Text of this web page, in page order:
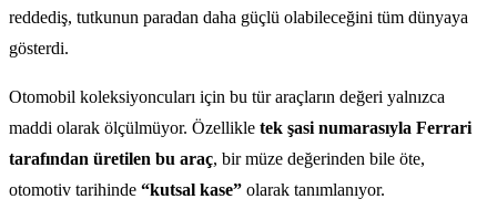
reddediş, tutkunun paradan daha güçlü olabileceğini tüm dünyaya
gösterdi.
Otomobil koleksiyoncuları için bu tür araçların değeri yalnızca
maddi olarak ölçülmüyor. Özellikle tek şasi numarasıyla Ferrari
tarafından üretilen bu araç, bir müze değerinden bile öte,
otomotiv tarihinde “kutsal kase” olarak tanımlanıyor.